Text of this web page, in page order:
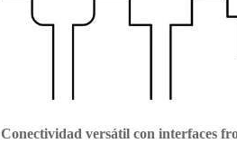
Conectividad versátil con interfaces